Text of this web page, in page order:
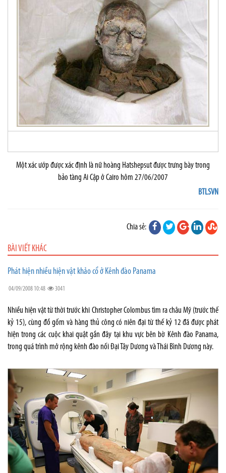
Một xác ướp được xác định là nữ hoàng Hatshepsut được trưng bày trong
bảo tàng Ai Cập ở Cairo hôm 27/06/2007
BTLSVN
Chia sẻ:
BÀI VIẾT KHÁC
Phát hiện nhiều hiện vật khảo cổ ở Kênh đào Panama
04/09/2008 10:48 3041
Nhiều hiện vật từ thời trước khi Christopher Colombus tìm ra châu Mỹ (trước thế
kỷ 15), cùng đồ gốm và hàng thủ công có niên đại từ thế kỷ 12 đã được phát
hiện trong các cuộc khai quật gần đây tại khu vực bên bờ Kênh đào Panama,
trong quá trình mở rộng kênh đào nối Đại Tây Dương và Thái Bình Dương này.